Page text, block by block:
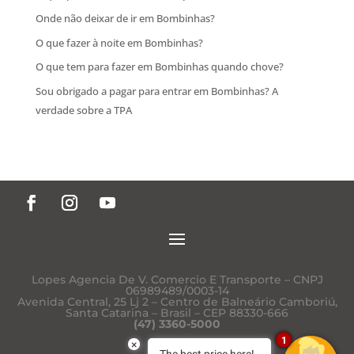
Onde não deixar de ir em Bombinhas?
O que fazer à noite em Bombinhas?
O que tem para fazer em Bombinhas quando chove?
Sou obrigado a pagar para entrar em Bombinhas? A
verdade sobre a TPA
Lopes Agencia De V. Comercio E Transporte – CNPJ
06989489/0003-14
Avenida Central, 25 Lj 2 – Centro de Balneário Camboriú,
Santa Catarina – Brasil – CEP 88330-666
(47) 3360-5000
× 1